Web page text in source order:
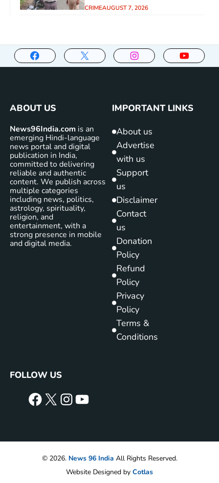
CRIMEAUGUST 7, 2026
ABOUT US
News96India.com is an
emerging Hindi-language
news portal and digital
publication in India,
committed to delivering
reliable and authentic
content. We publish across
multiple categories
including news, politics,
astrology, spirituality,
religion, and
entertainment, with a
strong presence in mobile
and digital media.
IMPORTANT LINKS
About us
Advertise
with us
Support
us
Disclaimer
Contact
us
Donation
Policy
Refund
Policy
Privacy
Policy
Terms &
Conditions
FOLLOW US
© 2026. News 96 India All Rights Reserved.
Website Designed by Cotlas